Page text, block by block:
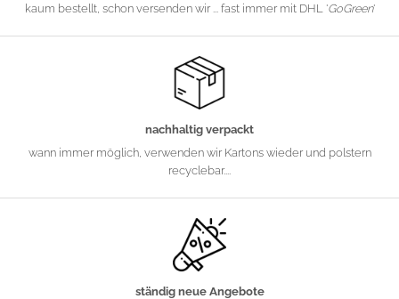
kaum bestellt, schon versenden wir ... fast immer mit DHL 'GoGreen'
nachhaltig verpackt
wann immer möglich, verwenden wir Kartons wieder und polstern
recyclebar....
ständig neue Angebote